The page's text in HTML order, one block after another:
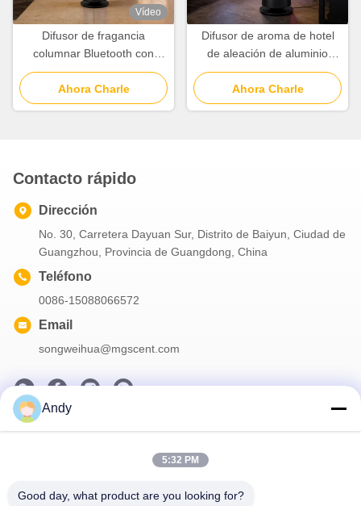
Vídeo
Difusor de fragancia
columnar Bluetooth con
cobertura de 3000m3,
difusor de aire para hotel de
500ml
Ahora Charle
Difusor de aroma de hotel
de aleación de aluminio
Bluetooth de 500 ml de
capacidad Difusor de
aromaterapia de oficina
Ahora Charle
Contacto rápido
Dirección
No. 30, Carretera Dayuan Sur, Distrito de Baiyun, Ciudad de
Guangzhou, Provincia de Guangdong, China
Teléfono
0086-15088066572
Email
songweihua@mgscent.com
Nuestro boletín
Suscríbete a nuestro boletín para obtener descuentos y más.
Andy
5:32 PM
Good day, what product are you looking for?